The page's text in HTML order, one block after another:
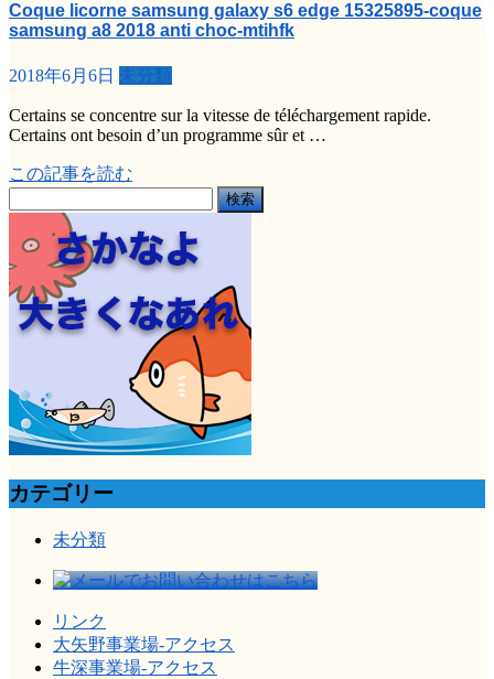
Coque licorne samsung galaxy s6 edge 15325895-coque
samsung a8 2018 anti choc-mtihfk
2018年6月6日 未分類
Certains se concentre sur la vitesse de téléchargement rapide.
Certains ont besoin d’un programme sûr et …
この記事を読む
索:
カテゴリー
未分類
リンク
大矢野事業場-アクセス
牛深事業場-アクセス